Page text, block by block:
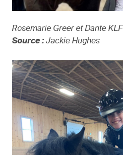
Rosemarie Greer et Dante KLF
Source :Jackie Hughes